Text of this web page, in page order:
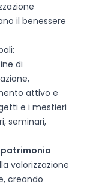
il benessere
di
attivo e
e i mestieri
seminari,
patrimonio
valorizzazione
creando